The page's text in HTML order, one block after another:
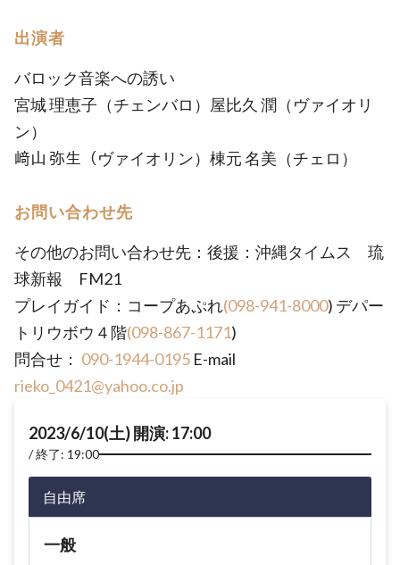
出演者
バロック音楽への誘い
宮城 理恵子（チェンバロ）屋比久 潤（ヴァイオリ
ン）
﨑山 弥生（ヴァイオリン）棟元 名美（チェロ）
お問い合わせ先
その他のお問い合わせ先：後援：沖縄タイムス 琉
球新報 FM21
プレイガイド：コープあぷれ(098-941-8000) デパー
トリウボウ４階(098-867-1171)
問合せ： 090-1944-0195 E-mail
rieko_0421@yahoo.co.jp
2023/6/10(土) 開演: 17:00
終了: 19:00
自由席
一般